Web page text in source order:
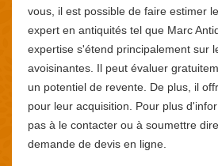
vous, il est possible de faire estimer
expert en antiquités tel que Marc
expertise s'étend principalement sur
avoisinantes. Il peut évaluer
un potentiel de revente. De plus, il
pour leur acquisition. Pour plus
pas à le contacter ou à soumettre
demande de devis en ligne.